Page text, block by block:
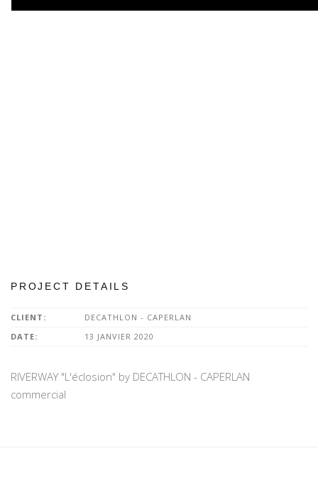
PROJECT DETAILS
CLIENT:
DECATHLON - CAPERLAN
DATE:
13 JANVIER 2020
RIVERWAY "L'éclosion" by DECATHLON - CAPERLAN
commercial